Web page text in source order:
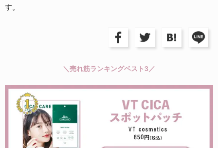
す。
＼売れ筋ランキングベスト3／